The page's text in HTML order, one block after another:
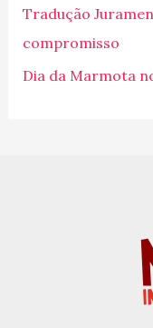
p
o
r
Tradução
compromisso
Dia da Marmota